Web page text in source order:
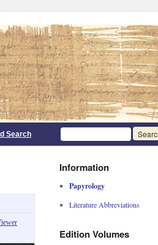
Search
Information
Papyrology
Literature Abbreviations
Edition Volumes